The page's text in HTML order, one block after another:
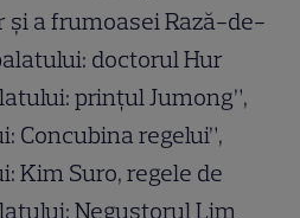
şi a frumoasei Rază-de-
doctorul Hur
prinţul Jumong”,
Concubina regelui”,
Kim Suro, regele de
Negustorul Lim